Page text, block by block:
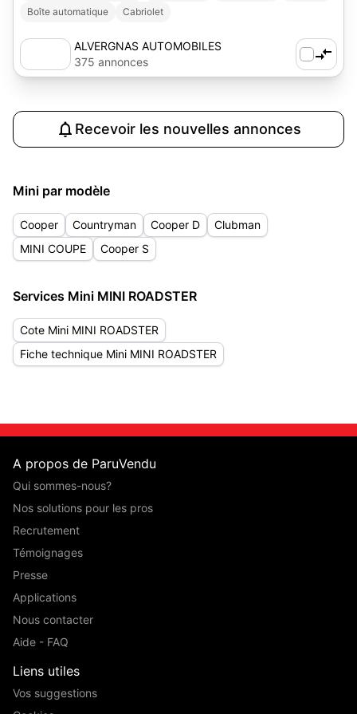
Boîte automatique
Cabriolet
ALVERGNAS AUTOMOBILES
375 annonces
Recevoir les nouvelles annonces
Mini par modèle
Cooper Countryman Cooper D
Clubman
MINI COUPE
Cooper S
Services Mini MINI ROADSTER
Cote Mini MINI ROADSTER
Fiche technique Mini MINI ROADSTER
A propos de ParuVendu
Qui sommes-nous?
Nos solutions pour les pros
Recrutement
Témoignages
Presse
Applications
Nous contacter
Aide - FAQ
Liens utiles
Vos suggestions